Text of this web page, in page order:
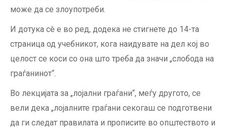
може да се злоупотреби.
И дотука сè е во ред, додека не стигнете до 14-та
страница од учебникот, кога наидувате на дел кој во
целост се коси со она што треба да значи „слобода на
граѓанинот“.
Во лекцијата за „лојални граѓани“, меѓу другото, се
вели дека „лојалните граѓани секогаш се подготвени
да ги следат правилата и прописите во општеството и